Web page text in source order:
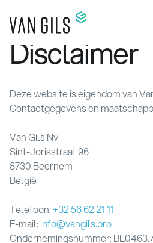
Disclaimer
Deze website is eigendom van
Contactgegevens en
Van Gils Nv
Sint-Jorisstraat 96
8730 Beernem
België
Telefoon:+32 56 62 21 11
E-mail: info@vangils.pro
Ondernemingsnummer: